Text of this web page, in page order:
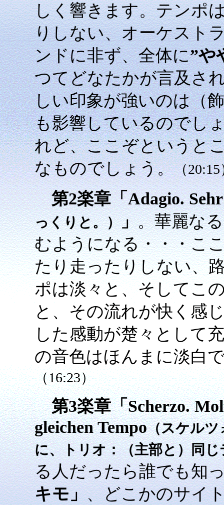
しく響きます。テンポ
りしない、オーケスト
ンドに非ず、全体に”や
つてどなたかが言及さ
しい印象が強いのは（
も影響しているのでし
れど、ここぞというと
なものでしょう。（20:15
第2楽章「Adagio.
っくりと。）」。華麗な
むようになる・・・こ
たり走ったりしない、
ポは淡々と、そしてこ
と、その流れが快く感
した感動が楚々として
の音色はほんまに淡白
（16:23）
第3楽章「Scherzo.
gleichen Tempo（スケルツ
に、トリオ：（主部と）同
る人だったら誰でも知
キモ」、どこかのサイ